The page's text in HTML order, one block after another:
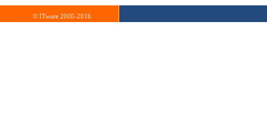
© ITware 2000-2016